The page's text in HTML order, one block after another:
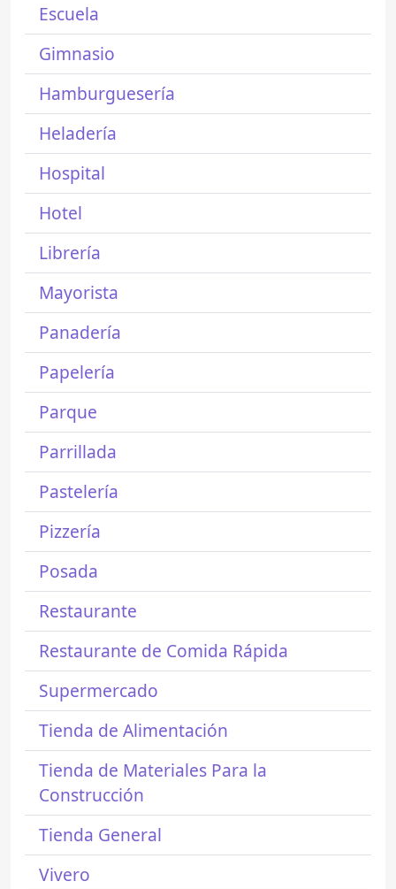
Escuela
Gimnasio
Hamburguesería
Heladería
Hospital
Hotel
Librería
Mayorista
Panadería
Papelería
Parque
Parrillada
Pastelería
Pizzería
Posada
Restaurante
Restaurante de Comida Rápida
Supermercado
Tienda de Alimentación
Tienda de Materiales Para la
Construcción
Tienda General
Vivero